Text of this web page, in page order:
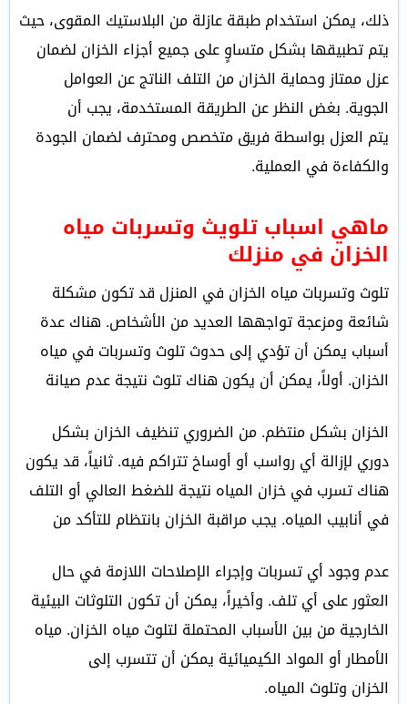
ذلك، يمكن استخدام طبقة عازلة من البلاستيك المقوى، حيث
يتم تطبيقها بشكل متساوٍ على جميع أجزاء الخزان لضمان
عزل ممتاز وحماية الخزان من التلف الناتج عن العوامل
الجوية. بغض النظر عن الطريقة المستخدمة، يجب أن
يتم العزل بواسطة فريق متخصص ومحترف لضمان الجودة
والكفاءة في العملية.
ماهي اسباب تلويث وتسربات مياه
الخزان في منزلك
تلوث وتسربات مياه الخزان في المنزل قد تكون مشكلة
شائعة ومزعجة تواجهها العديد من الأشخاص. هناك عدة
أسباب يمكن أن تؤدي إلى حدوث تلوث وتسربات في مياه
الخزان. أولاً، يمكن أن يكون هناك تلوث نتيجة عدم صيانة
الخزان بشكل منتظم. من الضروري تنظيف الخزان بشكل
دوري لإزالة أي رواسب أو أوساخ تتراكم فيه. ثانياً، قد يكون
هناك تسرب في خزان المياه نتيجة للضغط العالي أو التلف
في أنابيب المياه. يجب مراقبة الخزان بانتظام للتأكد من
عدم وجود أي تسربات وإجراء الإصلاحات اللازمة في حال
العثور على أي تلف. وأخيراً، يمكن أن تكون التلوثات البيئية
الخارجية من بين الأسباب المحتملة لتلوث مياه الخزان. مياه
الأمطار أو المواد الكيميائية يمكن أن تتسرب إلى
الخزان وتلوث المياه.